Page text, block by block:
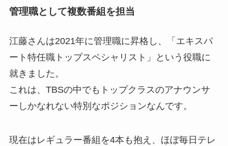
管理職として複数番組を担当
江藤さんは2021年に管理職に昇格し、「エキスパ
ート特任職トップスペシャリスト」という役職に
就きました。
これは、TBSの中でもトップクラスのアナウンサ
ーしかなれない特別なポジションなんです。
現在はレギュラー番組を4本も抱え、ほぼ毎日テレ